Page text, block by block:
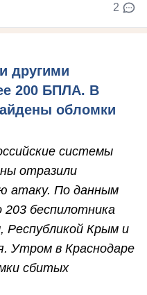
2
другими
200 БПЛА. В
обломки
системы
отразили
атаку. По данным
беспилотника
Республикой Крым и
Утром в Краснодаре
сбитых